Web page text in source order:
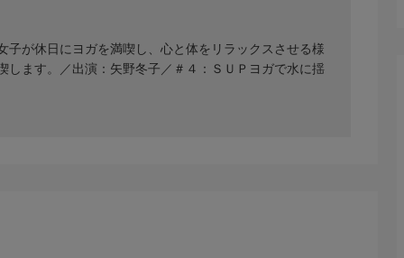
が休日にヨガを満喫し、心と体をリラックスさせる様
ます。／出演：矢野冬子／＃４：ＳＵＰヨガで水に揺